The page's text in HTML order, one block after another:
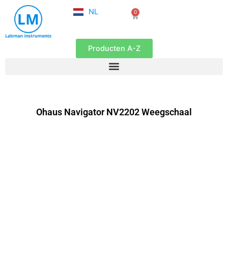
naar
NL
EN
0
Winkelwagen
Producten A-Z
Ohaus Navigator NV2202 Weegschaal